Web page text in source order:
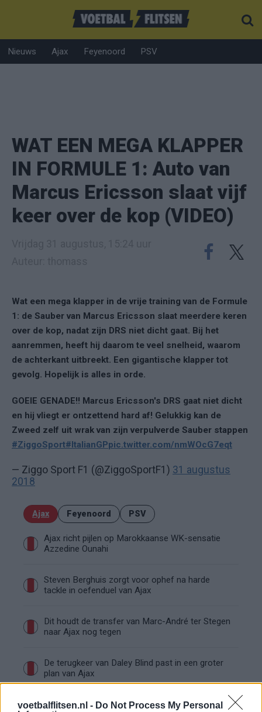
voetbalflitsen.nl - Do Not Process My Personal
Nieuws Ajax Feyenoord PSV
WAT EEN MEGA KLAPPER
IN FORMULE 1: Auto van
Marcus Ericsson slaat vijf
keer over de kop (VIDEO)
Wat een mega klapper in de vrije training van de Formule
1: de Sauber van Marcus Ericsson slaat meerdere keren
over de kop, nadat zijn DRS niet dicht gaat. Bij het
aanremmen, heeft hij daarom te veel snelheid, waarom
de achterkant uitbreekt. Een gigantische klapper tot
gevolg. Hopelijk is alles in orde.
GOEIE GENADE!! Marcus Ericsson's DRS gaat niet dicht
en hij vliegt er ontzettend hard af! Gelukkig kan de
Zweed zelf uit wrak van zijn verpulverde Sauber stappen
#ZiggoSport#ItalianGPpic.twitter.com/nmWOcG7eqt
— Ziggo Sport F1 (@ZiggoSportF1) 31 augustus
2018
Ajax Feyenoord PSV
Ajax richt pijlen op Marokkaanse WK-sensatie
Azzedine Ounahi
Steven Berghuis zorgt voor ophef na harde
tackle in oefenduel van Ajax
Dit houdt de transfer van Marc-André ter Stegen
naar Ajax nog tegen
De terugkeer van Daley Blind past in een groter
plan van Ajax
Kritiek op Engels van Míchel genuanceerd: ‘Ajax-